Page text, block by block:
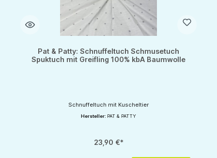
Pat & Patty: Schnuffeltuch Schmusetuch
Spuktuch mit Greifling 100% kbA Baumwolle
Schnuffeltuch mit Kuscheltier
Hersteller: PAT & PATTY
23,90 €*